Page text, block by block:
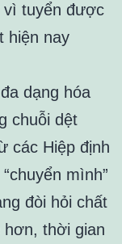
vì tuyển được
hiện nay
dạng hóa
chuỗi dệt
các Hiệp định
mình”
đòi hỏi chất
hơn, thời gian